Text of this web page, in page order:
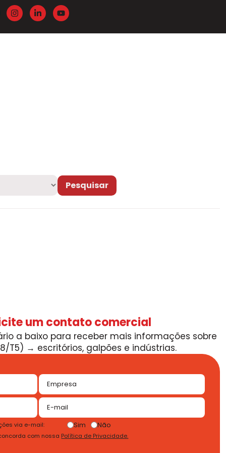
um contato comercial
a baixo para receber mais informações sobre
T5) → escritórios, galpões e indústrias.
via e-mail: Sim Não
com nossa Política de Privacidade.